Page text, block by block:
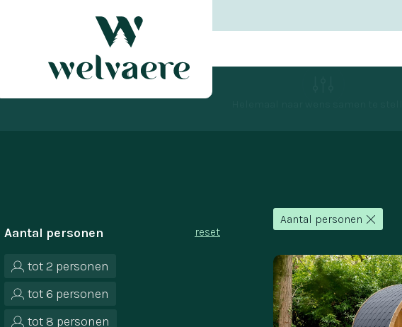
Ultiem ontspannen in je
creëer je jouw
Aantal personen reset
tot 2 personen
tot 6 personen
tot 8 personen
Aantal personen